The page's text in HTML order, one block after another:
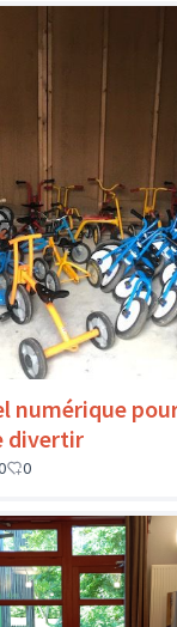
numérique
divertir
0